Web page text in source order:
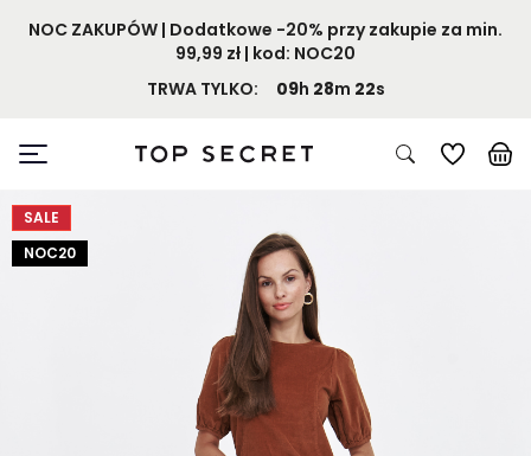
NOC ZAKUPÓW | Dodatkowe -20% przy zakupie za min.
99,99 zł | kod: NOC20
TRWA TYLKO:
09h 28m 22s
SALE
NOC20